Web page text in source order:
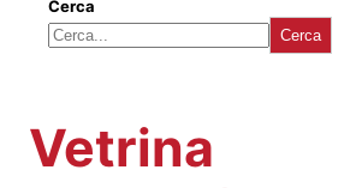
Cerca
Cerca
Vetrina